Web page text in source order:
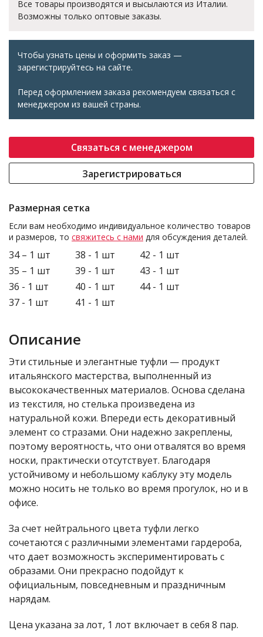
Все товары производятся и высылаются из Италии.
Возможны только оптовые заказы.
Чтобы узнать цены и оформить заказ —
зарегистрируйтесь на сайте.
Перед оформлением заказа рекомендуем связаться с
менеджером из вашей страны.
Связаться с менеджером
Зарегистрироваться
Размерная сетка
Если вам необходимо индивидуальное количество товаров
и размеров, то свяжитесь с нами для обсуждения деталей.
34 – 1 шт
35 – 1 шт
36 - 1 шт
37 - 1 шт
38 - 1 шт
39 - 1 шт
40 - 1 шт
41 - 1 шт
42 - 1 шт
43 - 1 шт
44 - 1 шт
Описание
Эти стильные и элегантные туфли — продукт
итальянского мастерства, выполненный из
высококачественных материалов. Основа сделана
из текстиля, но стелька произведена из
натуральной кожи. Впереди есть декоративный
элемент со стразами. Они надежно закреплены,
поэтому вероятность, что они отвалятся во время
носки, практически отсутствует. Благодаря
устойчивому и небольшому каблуку эту модель
можно носить не только во время прогулок, но и в
офисе.
За счет нейтрального цвета туфли легко
сочетаются с различными элементами гардероба,
что дает возможность экспериментировать с
образами. Они прекрасно подойдут к
официальным, повседневным и праздничным
нарядам.
Цена указана за лот, 1 лот включает в себя 8 пар.